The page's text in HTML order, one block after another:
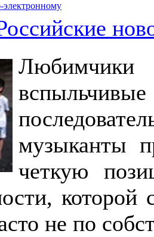
электронному
музыканты
четкую
не по